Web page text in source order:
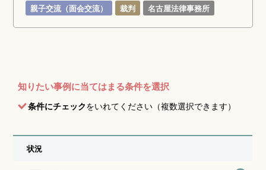
親子交流（面会交流） 裁判 名古屋法律事務所
知りたい事例に当てはまる条件を選択
条件にチェックをいれてください（複数選択できます）
状況